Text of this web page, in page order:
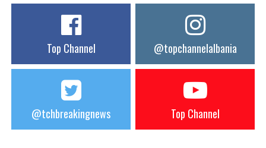
Top Channel @topchannelalbania
@tchbreakingnews Top Channel